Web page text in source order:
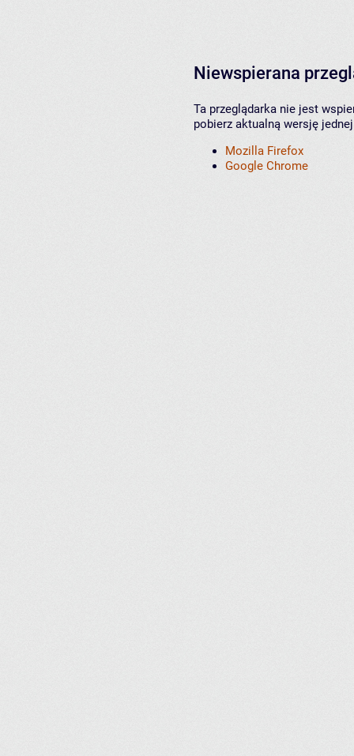
Niewspierana
Ta przeglądarka nie jest
pobierz aktualną wersję
Mozilla Firefox
Google Chrome